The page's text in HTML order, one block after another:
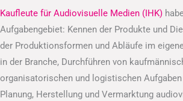
Kaufleute für Audiovisuelle Medien (IHK)
Aufgabengebiet: Kennen der Produkte und
der Produktionsformen und Abläufe im
in der Branche, Durchführen von
organisatorischen und logistischen
Planung, Herstellung und Vermarktung
(IHK)